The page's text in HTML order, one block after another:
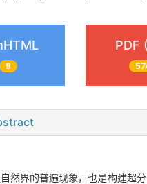
9
PDF
然界的普遍现象，也是构建超